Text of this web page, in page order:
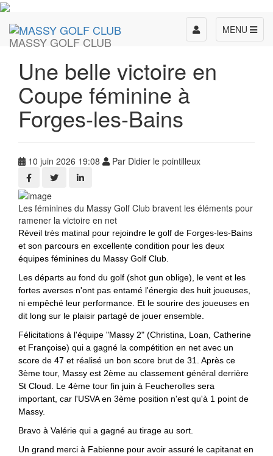
MASSY GOLF CLUB
MENU
Toggle
navigation
Une belle victoire en
Coupe féminine à
Forges-les-Bains
10 juin 2026 19:08 Par Didier le pointilleux
Les féminines du Massy Golf Club bravent les éléments pour
ramener la victoire en net
Réveil très matinal pour rejoindre le golf de Forges-les-Bains
et son parcours en excellente condition pour les deux
équipes féminines du Massy Golf Club.
Les départs au fond du golf (shot gun oblige), le vent et les
fortes averses n'ont pas entamé l'énergie des huit joueuses,
ni empêché leur performance. Et le sourire des joueuses en
dit long sur le plaisir partagé de jouer ensemble.
Félicitations à l'équipe "Massy 2" (Christina, Loan, Catherine
et Françoise) qui a gagné la compétition en net avec un
score de 47 et réalisé un bon score brut de 31. Après ce
3ème tour, Massy est 2ème au classement général derrière
St Cloud. Le 4ème tour fin juin à Feucherolles sera
important, car l'USVA en 3ème position n'est qu'à 1 point de
Massy.
Bravo à Valérie qui a gagné au tirage au sort.
Un grand merci à Fabienne pour avoir assuré le capitanat en